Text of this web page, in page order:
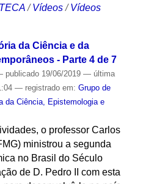
/Vídeos /Vídeos
da Ciência e da
- Parte 4 de 7
publicado19/06/2019 — última
— registrado em: Grupo de
da Ciência, Epistemologia e
o professor Carlos
ministrou a segunda
no Brasil do Século
de D. Pedro II com esta